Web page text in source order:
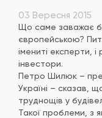
03 Вересня 2015
Що саме заважає
європейською?
імениті експерти, і
інвестори.
Петро Шилюк –
Україні – сказав,
труднощів у
Такої проблеми, з